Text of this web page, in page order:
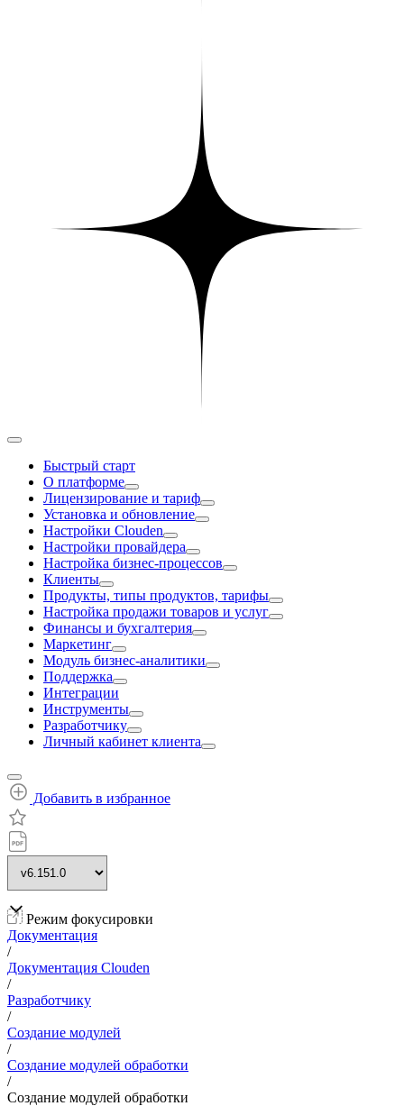
Быстрый старт
О платформе
Лицензирование и тариф
Установка и обновление
Настройки Clouden
Настройки провайдера
Настройка бизнес-процессов
Клиенты
Продукты, типы продуктов, тарифы
Настройка продажи товаров и услуг
Финансы и бухгалтерия
Маркетинг
Модуль бизнес-аналитики
Поддержка
Интеграции
Инструменты
Разработчику
Личный кабинет клиента
Добавить в избранное
Режим фокусировки
Документация
/
Документация Clouden
/
Разработчику
/
Создание модулей
/
Создание модулей обработки
/
Создание модулей обработки